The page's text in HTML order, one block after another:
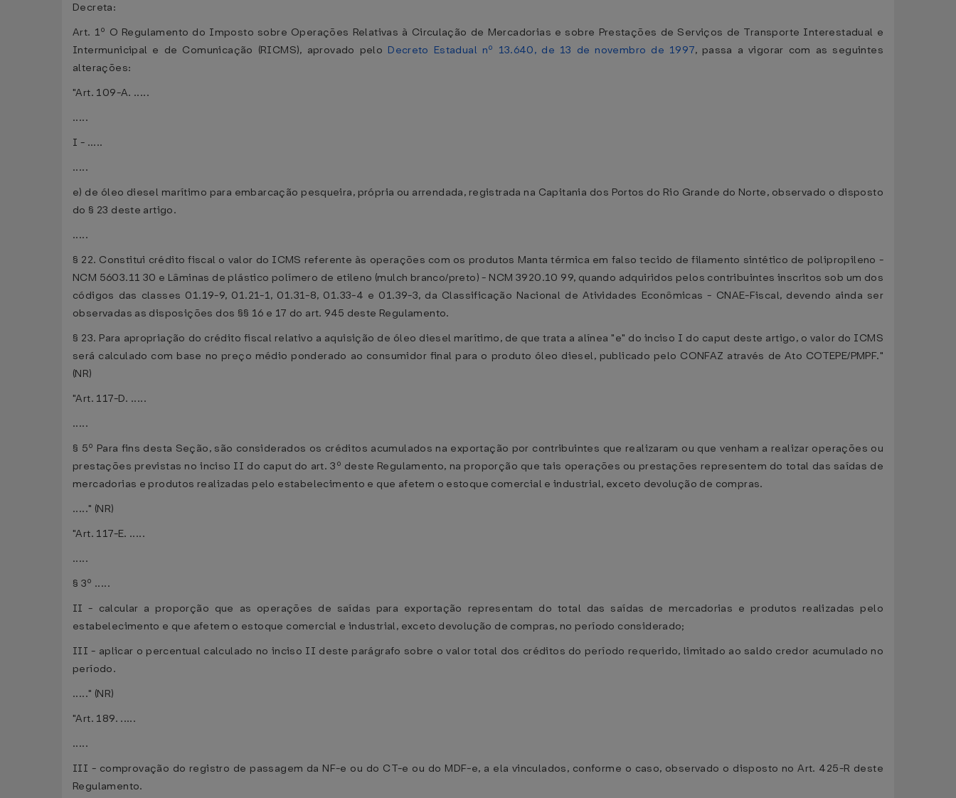
Decreta:
Art. 1º O Regulamento do Imposto sobre Operações Relativas à Circulação de Mercadorias e sobre Prestações de Serviços de Transporte Interestadual e
Intermunicipal e de Comunicação (RICMS), aprovado pelo Decreto Estadual nº 13.640, de 13 de novembro de 1997, passa a vigorar com as seguintes
alterações:
"Art. 109-A. .....
.....
I - .....
.....
e) de óleo diesel marítimo para embarcação pesqueira, própria ou arrendada, registrada na Capitania dos Portos do Rio Grande do Norte, observado o disposto
do § 23 deste artigo.
.....
§ 22. Constitui crédito fiscal o valor do ICMS referente às operações com os produtos Manta térmica em falso tecido de filamento sintético de polipropileno -
NCM 5603.11 30 e Lâminas de plástico polímero de etileno (mulch branco/preto) - NCM 3920.10 99, quando adquiridos pelos contribuintes inscritos sob um dos
códigos das classes 01.19-9, 01.21-1, 01.31-8, 01.33-4 e 01.39-3, da Classificação Nacional de Atividades Econômicas - CNAE-Fiscal, devendo ainda ser
observadas as disposições dos §§ 16 e 17 do art. 945 deste Regulamento.
§ 23. Para apropriação do crédito fiscal relativo a aquisição de óleo diesel marítimo, de que trata a alínea "e" do inciso I do caput deste artigo, o valor do ICMS
será calculado com base no preço médio ponderado ao consumidor final para o produto óleo diesel, publicado pelo CONFAZ através de Ato COTEPE/PMPF."
(NR)
"Art. 117-D. .....
.....
§ 5º Para fins desta Seção, são considerados os créditos acumulados na exportação por contribuintes que realizaram ou que venham a realizar operações ou
prestações previstas no inciso II do caput do art. 3º deste Regulamento, na proporção que tais operações ou prestações representem do total das saídas de
mercadorias e produtos realizadas pelo estabelecimento e que afetem o estoque comercial e industrial, exceto devolução de compras.
....." (NR)
"Art. 117-E. .....
.....
§ 3º .....
II - calcular a proporção que as operações de saídas para exportação representam do total das saídas de mercadorias e produtos realizadas pelo
estabelecimento e que afetem o estoque comercial e industrial, exceto devolução de compras, no período considerado;
III - aplicar o percentual calculado no inciso II deste parágrafo sobre o valor total dos créditos do período requerido, limitado ao saldo credor acumulado no
período.
....." (NR)
"Art. 189. .....
.....
III - comprovação do registro de passagem da NF-e ou do CT-e ou do MDF-e, a ela vinculados, conforme o caso, observado o disposto no Art. 425-R deste
Regulamento.